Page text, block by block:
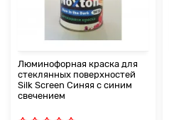
Люминофорная краска для
стеклянных поверхностей
Silk Screen Синяя с синим
свечением